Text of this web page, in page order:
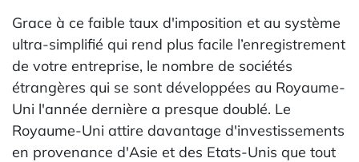
Grace à ce faible taux d'imposition et au système
ultra-simplifié qui rend plus facile l’enregistrement
de votre entreprise, le nombre de sociétés
étrangères qui se sont développées au Royaume-
Uni l'année dernière a presque doublé. Le
Royaume-Uni attire davantage d'investissements
en provenance d'Asie et des Etats-Unis que tout